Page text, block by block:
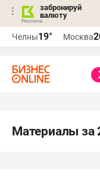
забронируй
валюту
Челны19° Москва
Материалы за